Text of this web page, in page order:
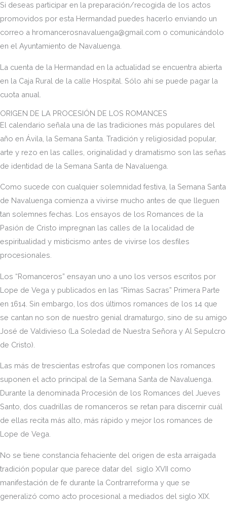
Si deseas participar en la preparación/recogida de los actos
promovidos por esta Hermandad puedes hacerlo enviando un
correo a hromancerosnavaluenga@gmail.com o comunicándolo
en el Ayuntamiento de Navaluenga.
La cuenta de la Hermandad en la actualidad se encuentra abierta
en la Caja Rural de la calle Hospital. Sólo ahí se puede pagar la
cuota anual.
ORIGEN DE LA PROCESIÓN DE LOS ROMANCES
El calendario señala una de las tradiciones más populares del
año en Ávila, la Semana Santa. Tradición y religiosidad popular,
arte y rezo en las calles, originalidad y dramatismo son las señas
de identidad de la Semana Santa de Navaluenga.
Como sucede con cualquier solemnidad festiva, la Semana Santa
de Navaluenga comienza a vivirse mucho antes de que lleguen
tan solemnes fechas. Los ensayos de los Romances de la
Pasión de Cristo impregnan las calles de la localidad de
espiritualidad y misticismo antes de vivirse los desfiles
procesionales.
Los “Romanceros” ensayan uno a uno los versos escritos por
Lope de Vega y publicados en las “Rimas Sacras” Primera Parte
en 1614. Sin embargo, los dos últimos romances de los 14 que
se cantan no son de nuestro genial dramaturgo, sino de su amigo
José de Valdivieso (La Soledad de Nuestra Señora y Al Sepulcro
de Cristo).
Las más de trescientas estrofas que componen los romances
suponen el acto principal de la Semana Santa de Navaluenga.
Durante la denominada Procesión de los Romances del Jueves
Santo, dos cuadrillas de romanceros se retan para discernir cuál
de ellas recita más alto, más rápido y mejor los romances de
Lope de Vega.
No se tiene constancia fehaciente del origen de esta arraigada
tradición popular que parece datar del siglo XVII como
manifestación de fe durante la Contrarreforma y que se
generalizó como acto procesional a mediados del siglo XIX.